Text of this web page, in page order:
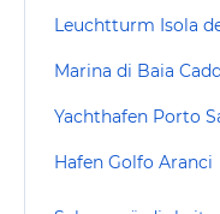
Leuchtturm Isola
Marina di Baia
Yachthafen Porto
Hafen Golfo Aranci